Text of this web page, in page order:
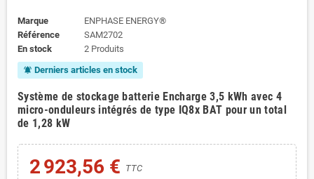
Marque
ENPHASE ENERGY®
Référence
SAM2702
En stock
2 Produits
notifications_active Derniers articles en stock
Système de stockage batterie Encharge 3,5 kWh avec 4
micro-onduleurs intégrés de type IQ8x BAT pour un total
de 1,28 kW
2 923,56 € TTC